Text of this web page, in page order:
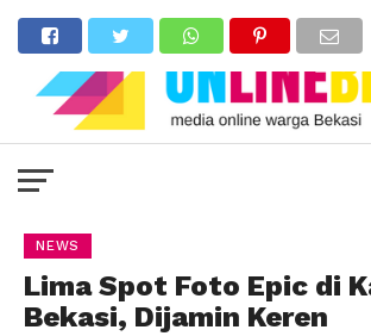
NEWS
Lima Spot Foto Epic di
Bekasi, Dijamin Keren